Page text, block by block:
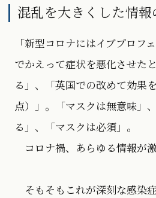
混乱を大きくした情報
「新型コロナにはイブプロフ
でかえって症状を悪化させた
る」、「英国での改めて効果
点）」。「マスクは無意味」
る」、「マスクは必須」。
コロナ禍、あらゆる情報が
そもそもこれが深刻な感染